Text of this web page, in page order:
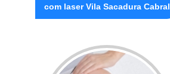
com laser Vila Sacadura Cabral